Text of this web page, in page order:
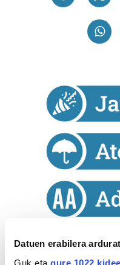
Datuen erabilera
Guk eta gure 1022
Astekaria